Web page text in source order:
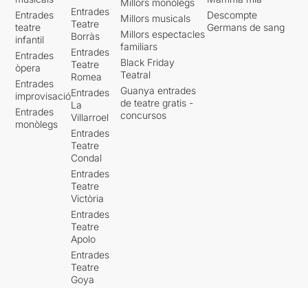
Entrades
teatre
infantil
Entrades
òpera
Entrades
improvisació
Entrades
monòlegs
Entrades
Teatre
Borràs
Entrades
Teatre
Romea
Entrades
La
Villarroel
Entrades
Teatre
Condal
Entrades
Teatre
Victòria
Entrades
Teatre
Apolo
Entrades
Teatre
Goya
Millors musicals
Millors espectacles
familiars
Black Friday
Teatral
Guanya entrades
de teatre gratis -
concursos
Descompte
Germans de sang